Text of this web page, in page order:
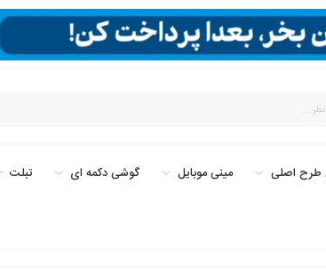
اصلی مینی موبایل گوشی دکمه ای تبلت